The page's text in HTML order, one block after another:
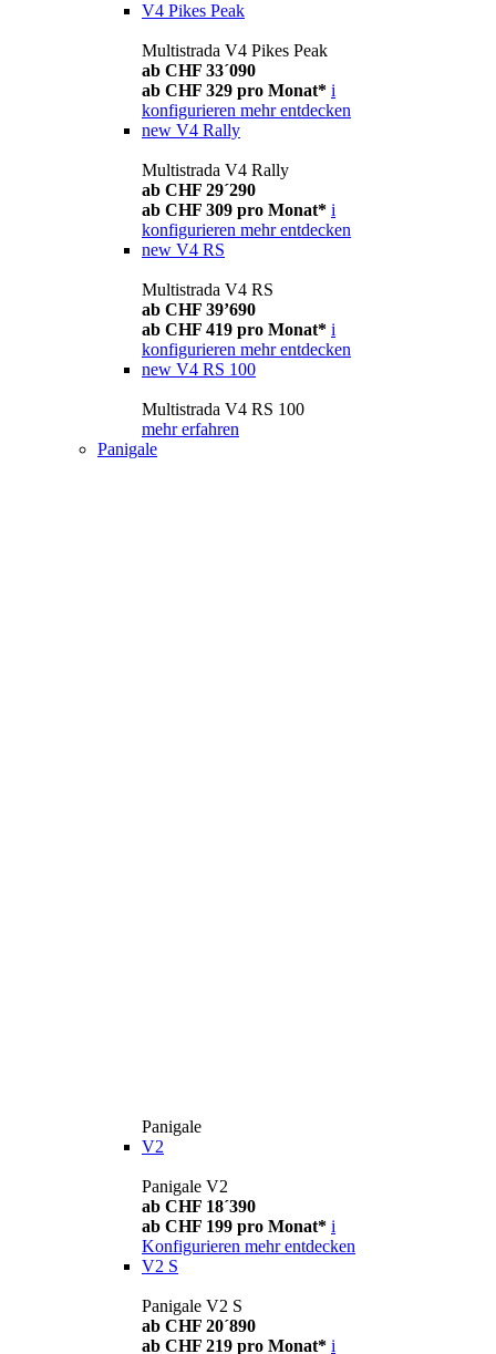
V4 Pikes Peak
Multistrada V4 Pikes Peak
ab CHF 33´090
ab CHF 329 pro Monat* i
konfigurieren mehr entdecken
new V4 Rally
Multistrada V4 Rally
ab CHF 29´290
ab CHF 309 pro Monat* i
konfigurieren mehr entdecken
new V4 RS
Multistrada V4 RS
ab CHF 39’690
ab CHF 419 pro Monat* i
konfigurieren mehr entdecken
new V4 RS 100
Multistrada V4 RS 100
mehr erfahren
Panigale
Panigale
V2
Panigale V2
ab CHF 18´390
ab CHF 199 pro Monat* i
Konfigurieren mehr entdecken
V2 S
Panigale V2 S
ab CHF 20´890
ab CHF 219 pro Monat* i